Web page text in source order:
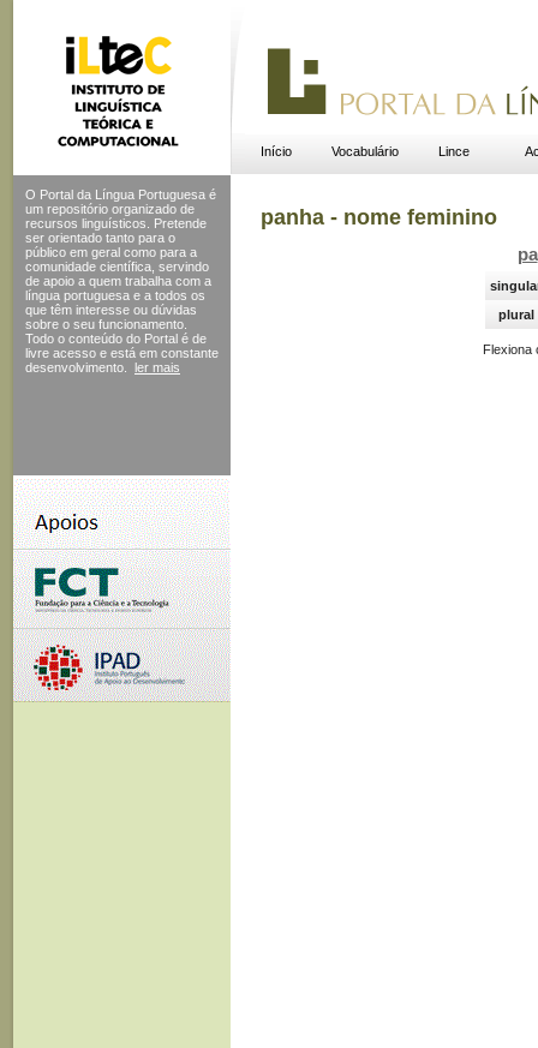
Início Vocabulário Lince
O Portal da Língua Portuguesa é
um repositório organizado de
recursos linguísticos. Pretende
ser orientado tanto para o
público em geral como para a
comunidade científica, servindo
de apoio a quem trabalha com a
língua portuguesa e a todos os
que têm interesse ou dúvidas
sobre o seu funcionamento.
Todo o conteúdo do Portal é de
livre acesso e está em constante
desenvolvimento.
ler mais
panha - nome feminino
pa
plural
Flexiona